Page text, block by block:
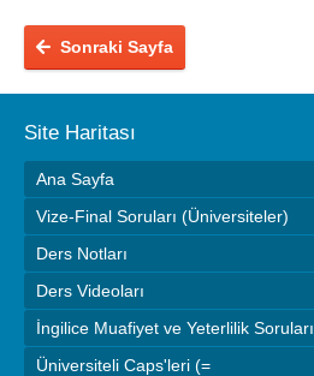
Sonraki Sayfa
Site Haritası
Ana Sayfa
Vize-Final Soruları (Üniversiteler)
Ders Notları
Ders Videoları
İngilice Muafiyet ve Yeterlilik Soruları
Üniversiteli Caps'leri (=